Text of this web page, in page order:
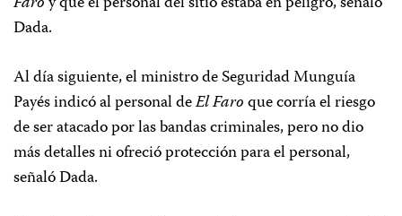
Dada.
Al día siguiente, el ministro de Seguridad Munguía
Payés indicó al personal deEl Faroque corría el riesgo
de ser atacado por las bandas criminales, pero no dio
más detalles ni ofreció protección para el personal,
señaló Dada.